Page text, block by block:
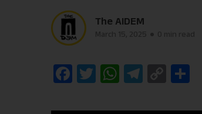
The AIDEM
Facebook
Twitter
WhatsApp
Telegram
Copy
Link